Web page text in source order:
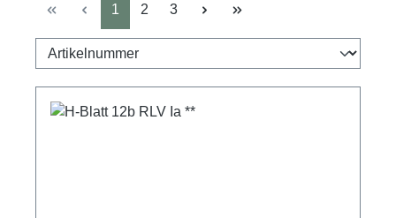
Seite
1 Seite
2 Seite
3